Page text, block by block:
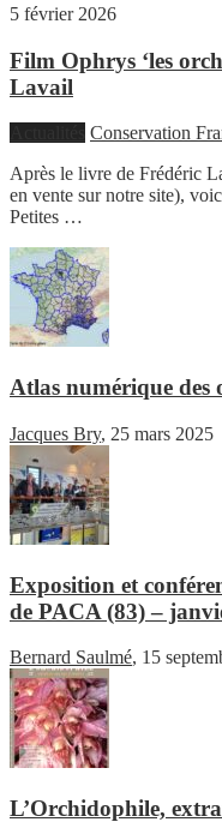
5 février 2026
Film Ophrys ‘les
Lavail
Conservation
Après le livre de Frédéric
en vente sur notre site),
Petites …
Atlas numérique des
Jacques Bry, 25 mars 2025
Exposition et
de PACA (83) –
Bernard Saulmé, 15
L’Orchidophile,